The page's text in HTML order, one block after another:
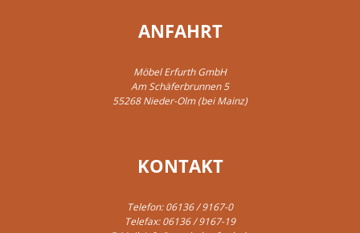
ANFAHRT
Möbel Erfurth GmbH
Am Schäferbrunnen 5
55268 Nieder-Olm (bei Mainz)
KONTAKT
Telefon:06136 / 9167-0
Telefax: 06136 / 9167-19